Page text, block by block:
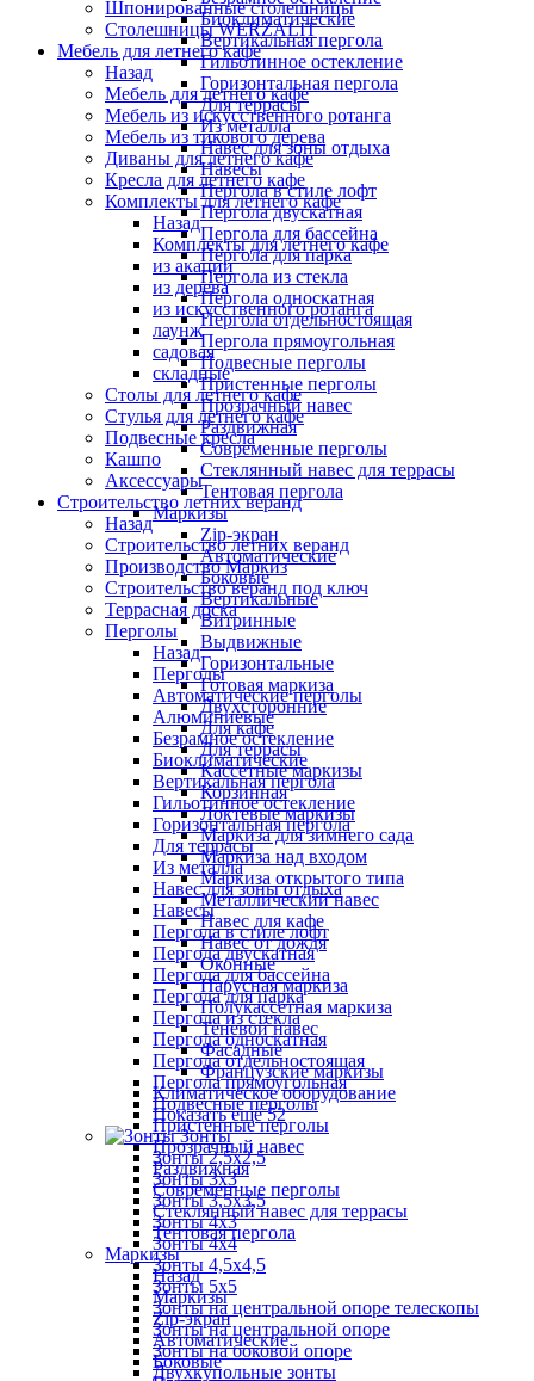
Биоклиматические
Вертикальная пергола
Гильотинное остекление
Горизонтальная пергола
Для террасы
Из металла
Навес для зоны отдыха
Навесы
Пергола в стиле лофт
Пергола двускатная
Пергола для бассейна
Пергола для парка
Пергола из стекла
Пергола односкатная
Пергола отдельностоящая
Пергола прямоугольная
Подвесные перголы
Пристенные перголы
Прозрачный навес
Раздвижная
Современные перголы
Стеклянный навес для террасы
Тентовая пергола
Маркизы
Zip-экран
Автоматические
Боковые
Вертикальные
Витринные
Выдвижные
Горизонтальные
Готовая маркиза
Двухсторонние
Для кафе
Для террасы
Кассетные маркизы
Корзинная
Локтевые маркизы
Маркиза для зимнего сада
Маркиза над входом
Маркиза открытого типа
Металлический навес
Навес для кафе
Навес от дождя
Оконные
Парусная маркиза
Полукассетная маркиза
Теневой навес
Фасадные
Французские маркизы
Климатическое оборудование
Показать ещё 52
Зонты
Зонты 2,5х2,5
Зонты 3х3
Зонты 3,5х3,5
Зонты 4х3
Зонты 4х4
Зонты 4,5х4,5
Зонты 5х5
Зонты на центральной опоре телескопы
Зонты на центральной опоре
Зонты на боковой опоре
Двухкупольные зонты
Шпонированные столешницы
Столешницы WERZALIT
Мебель для летнего кафе
Назад
Мебель для летнего кафе
Мебель из искусственного ротанга
Мебель из тикового дерева
Диваны для летнего кафе
Кресла для летнего кафе
Комплекты для летнего кафе
Назад
Комплекты для летнего кафе
из акации
из дерева
из искусственного ротанга
лаунж
садовая
складные
Столы для летнего кафе
Стулья для летнего кафе
Подвесные кресла
Кашпо
Аксессуары
Строительство летних веранд
Назад
Строительство летних веранд
Производство Маркиз
Строительство веранд под ключ
Террасная доска
Перголы
Назад
Перголы
Автоматические перголы
Алюминиевые
Безрамное остекление
Биоклиматические
Вертикальная пергола
Гильотинное остекление
Горизонтальная пергола
Для террасы
Из металла
Навес для зоны отдыха
Навесы
Пергола в стиле лофт
Пергола двускатная
Пергола для бассейна
Пергола для парка
Пергола из стекла
Пергола односкатная
Пергола отдельностоящая
Пергола прямоугольная
Подвесные перголы
Пристенные перголы
Прозрачный навес
Раздвижная
Современные перголы
Стеклянный навес для террасы
Тентовая пергола
Маркизы
Назад
Маркизы
Zip-экран
Автоматические
Боковые